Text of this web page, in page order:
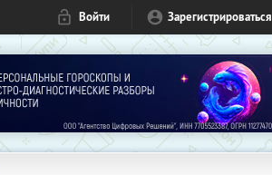
Войти Зарегистрироваться